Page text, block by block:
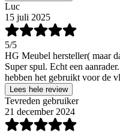
Luc
15 juli 2025
5/5
HG Meubel hersteller( maar
Super spul. Echt een
hebben het gebruikt voor de
Lees hele review
Tevreden gebruiker
21 december 2024